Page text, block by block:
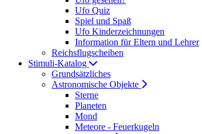
Ufo Quiz
Spiel und Spaß
Ufo Kinderzeichnungen
Information für Eltern und Lehrer
Reichsflugscheiben
Stimuli-Katalog
Grundsätzliches
Astronomische Objekte
Sterne
Planeten
Mond
Meteore - Feuerkugeln